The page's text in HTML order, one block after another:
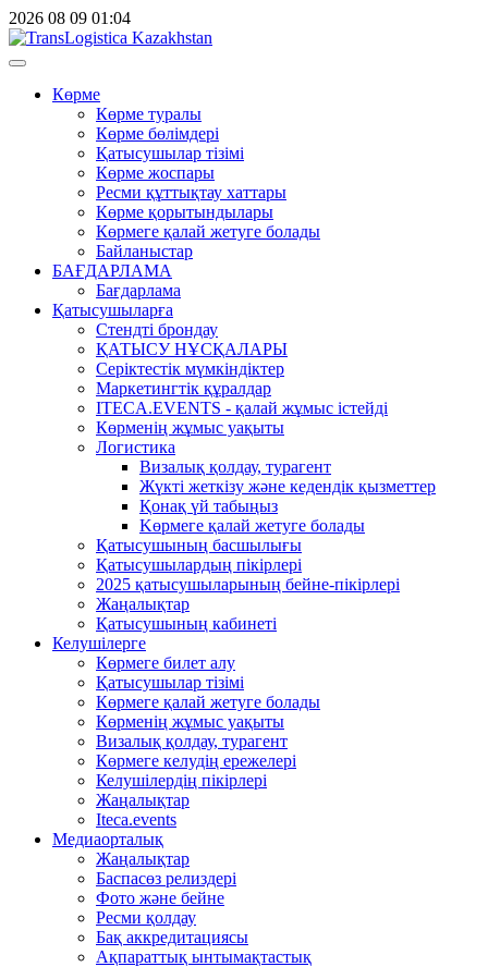
2026 08 09 01:04
Көрме
Көрме туралы
Көрме бөлімдері
Қатысушылар тізімі
Көрме жоспары
Ресми құттықтау хаттары
Көрме қорытындылары
Көрмеге қалай жетуге болады
Байланыстар
БАҒДАРЛАМА
Бағдарлама
Қатысушыларға
Стендті брондау
ҚАТЫСУ НҰСҚАЛАРЫ
Серіктестік мүмкіндіктер
Маркетингтік құралдар
ITECA.EVENTS - қалай жұмыс істейді
Көрменің жұмыс уақыты
Логистика
Визалық қолдау, турагент
Жүкті жеткізу және кедендік қызметтер
Қонақ үй табыңыз
Kөрмеге қалай жетуге болады
Қатысушының басшылығы
Қатысушылардың пікірлері
2025 қатысушыларының бейне-пікірлері
Жаңалықтар
Қатысушының кабинеті
Келушілерге
Көрмеге билет алу
Қатысушылар тізімі
Көрмеге қалай жетуге болады
Көрменің жұмыс уақыты
Визалық қолдау, турагент
Көрмеге келудің ережелері
Келушілердің пікірлері
Жаңалықтар
Iteca.events
Медиаорталық
Жаңалықтар
Баспасөз релиздері
Фото және бейне
Ресми қолдау
Бақ аккредитациясы
Ақпараттық ынтымақтастық